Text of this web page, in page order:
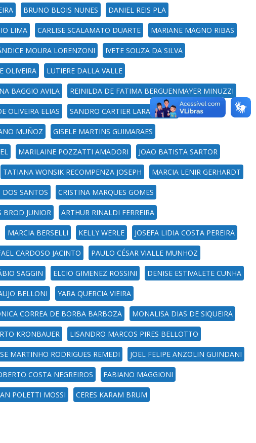
BRUNO BLOIS NUNES DANIEL REIS PLA
LIMA CARLISE SCALAMATO DUARTE MARIANE MAGNO RIBAS
MOURA LORENZONI IVETE SOUZA DA SILVA
OLIVEIRA LUTIERE DALLA VALLE
BAGGIO AVILA REINILDA DE FATIMA BERGUENMAYER MINUZZI
OLIVEIRA ELIAS SANDRO CARTIER LARANGEIRA
MUÑOZ GISELE MARTINS GUIMARAES
MARILAINE POZZATTI AMADORI JOAO BATISTA SARTOR
TATIANA WONSIK RECOMPENZA JOSEPH MARCIA LENIR GERHARDT
DOS SANTOS CRISTINA MARQUES GOMES
BROD JUNIOR ARTHUR RINALDI FERREIRA
MARCIA BERSELLI KELLY WERLE JOSEFA LIDIA COSTA PEREIRA
CARDOSO JACINTO PAULO CÉSAR VIALLE MUNHOZ
SAGGIN ELCIO GIMENEZ ROSSINI DENISE ESTIVALETE CUNHA
BELLONI YARA QUERCIA VIEIRA
CORREA DE BORBA BARBOZA MONALISA DIAS DE SIQUEIRA
KRONBAUER LISANDRO MARCOS PIRES BELLOTTO
MARTINHO RODRIGUES REMEDI JOEL FELIPE ANZOLIN GUINDANI
COSTA NEGREIROS FABIANO MAGGIONI
POLETTI MOSSI CERES KARAM BRUM